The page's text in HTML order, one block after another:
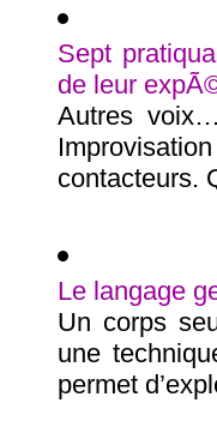
Sept
de leur
Autres
contacteurs.
Le langage
Un corps
une
permet